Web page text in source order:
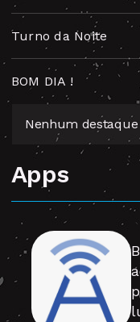
Turno da Noite
BOM DIA !
Nenhum
Apps